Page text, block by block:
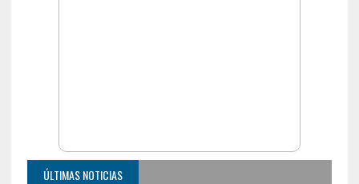
ÚLTIMAS NOTICIAS